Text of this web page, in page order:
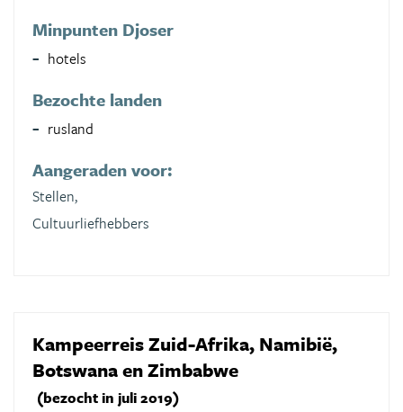
Minpunten Djoser
hotels
Bezochte landen
rusland
Aangeraden voor:
Stellen,
Cultuurliefhebbers
Kampeerreis Zuid-Afrika, Namibië,
Botswana en Zimbabwe
(bezocht in juli 2019)